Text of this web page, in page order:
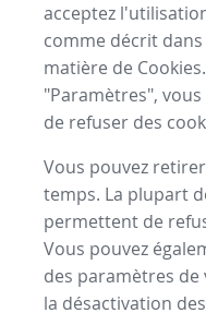
acceptez
comme décrit
matière de
"Paramètres",
de refuser des
Vous pouvez
temps. La plupart
permettent de
Vous pouvez
des paramètres de
la désactivation